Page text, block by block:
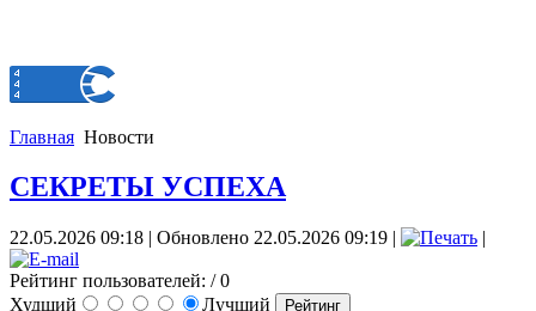
Главная Новости
СЕКРЕТЫ УСПЕХА
22.05.2026 09:18 | Обновлено 22.05.2026 09:19 | |
Рейтинг пользователей: / 0
Худший
Лучший